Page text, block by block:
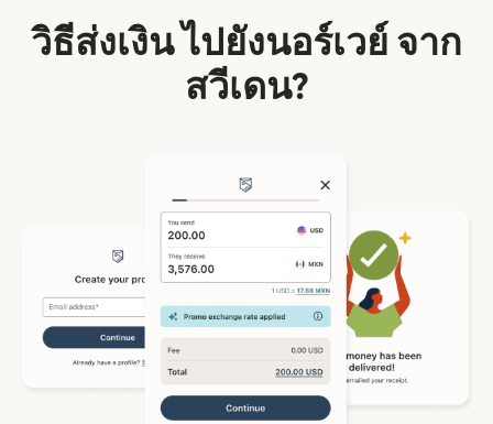
วิธีส่งเงิน ไปยังนอร์เวย์ จาก
สวีเดน?